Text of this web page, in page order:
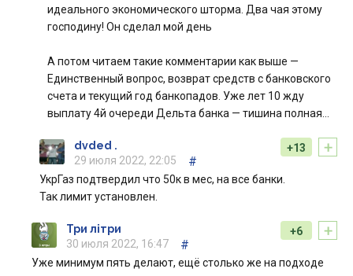
идеального экономического шторма. Два чая этому
господину! Он сделал мой день
А потом читаем такие комментарии как выше —
Единственный вопрос, возврат средств с банковского
счета и текущий год банкопадов. Уже лет 10 жду
выплату 4й очереди Дельта банка — тишина полная…
+
+13
dvded .
29 июля 2022, 22:05
#
УкрГаз подтвердил что 50к в мес, на все банки.
Так лимит установлен.
+
+6
Три літри
30 июля 2022, 16:47
#
Уже минимум пять делают, ещё столько же на подходе